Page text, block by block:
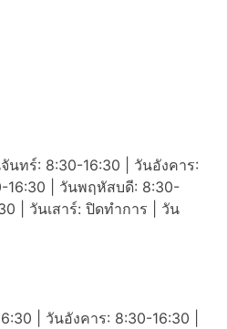
นทร์: 8:30-16:30 | วันอังคาร:
16:30 | วันพฤหัสบดี: 8:30-
| วันเสาร์: ปิดทำการ | วัน
| วันอังคาร: 8:30-16:30 |